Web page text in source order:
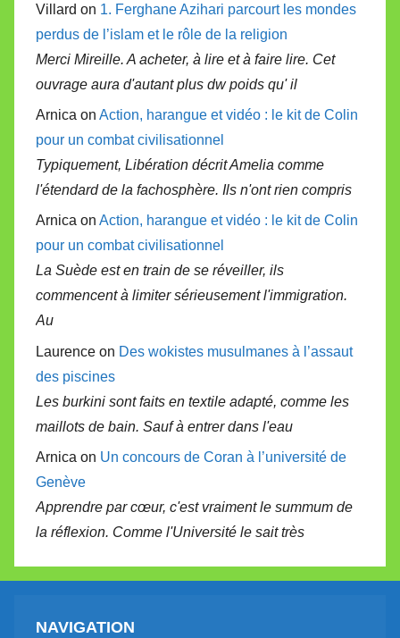
Villard on 1. Ferghane Azihari parcourt les mondes
perdus de l’islam et le rôle de la religion
Merci Mireille. A acheter, à lire et à faire lire. Cet
ouvrage aura d'autant plus dw poids qu' il
Arnica on Action, harangue et vidéo : le kit de Colin
pour un combat civilisationnel
Typiquement, Libération décrit Amelia comme
l'étendard de la fachosphère. Ils n'ont rien compris
Arnica on Action, harangue et vidéo : le kit de Colin
pour un combat civilisationnel
La Suède est en train de se réveiller, ils
commencent à limiter sérieusement l'immigration.
Au
Laurence on Des wokistes musulmanes à l’assaut
des piscines
Les burkini sont faits en textile adapté, comme les
maillots de bain. Sauf à entrer dans l'eau
Arnica on Un concours de Coran à l’université de
Genève
Apprendre par cœur, c'est vraiment le summum de
la réflexion. Comme l'Université le sait très
NAVIGATION